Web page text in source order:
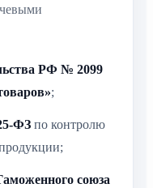
РФ № 2099
;
ФЗ по контролю
союза